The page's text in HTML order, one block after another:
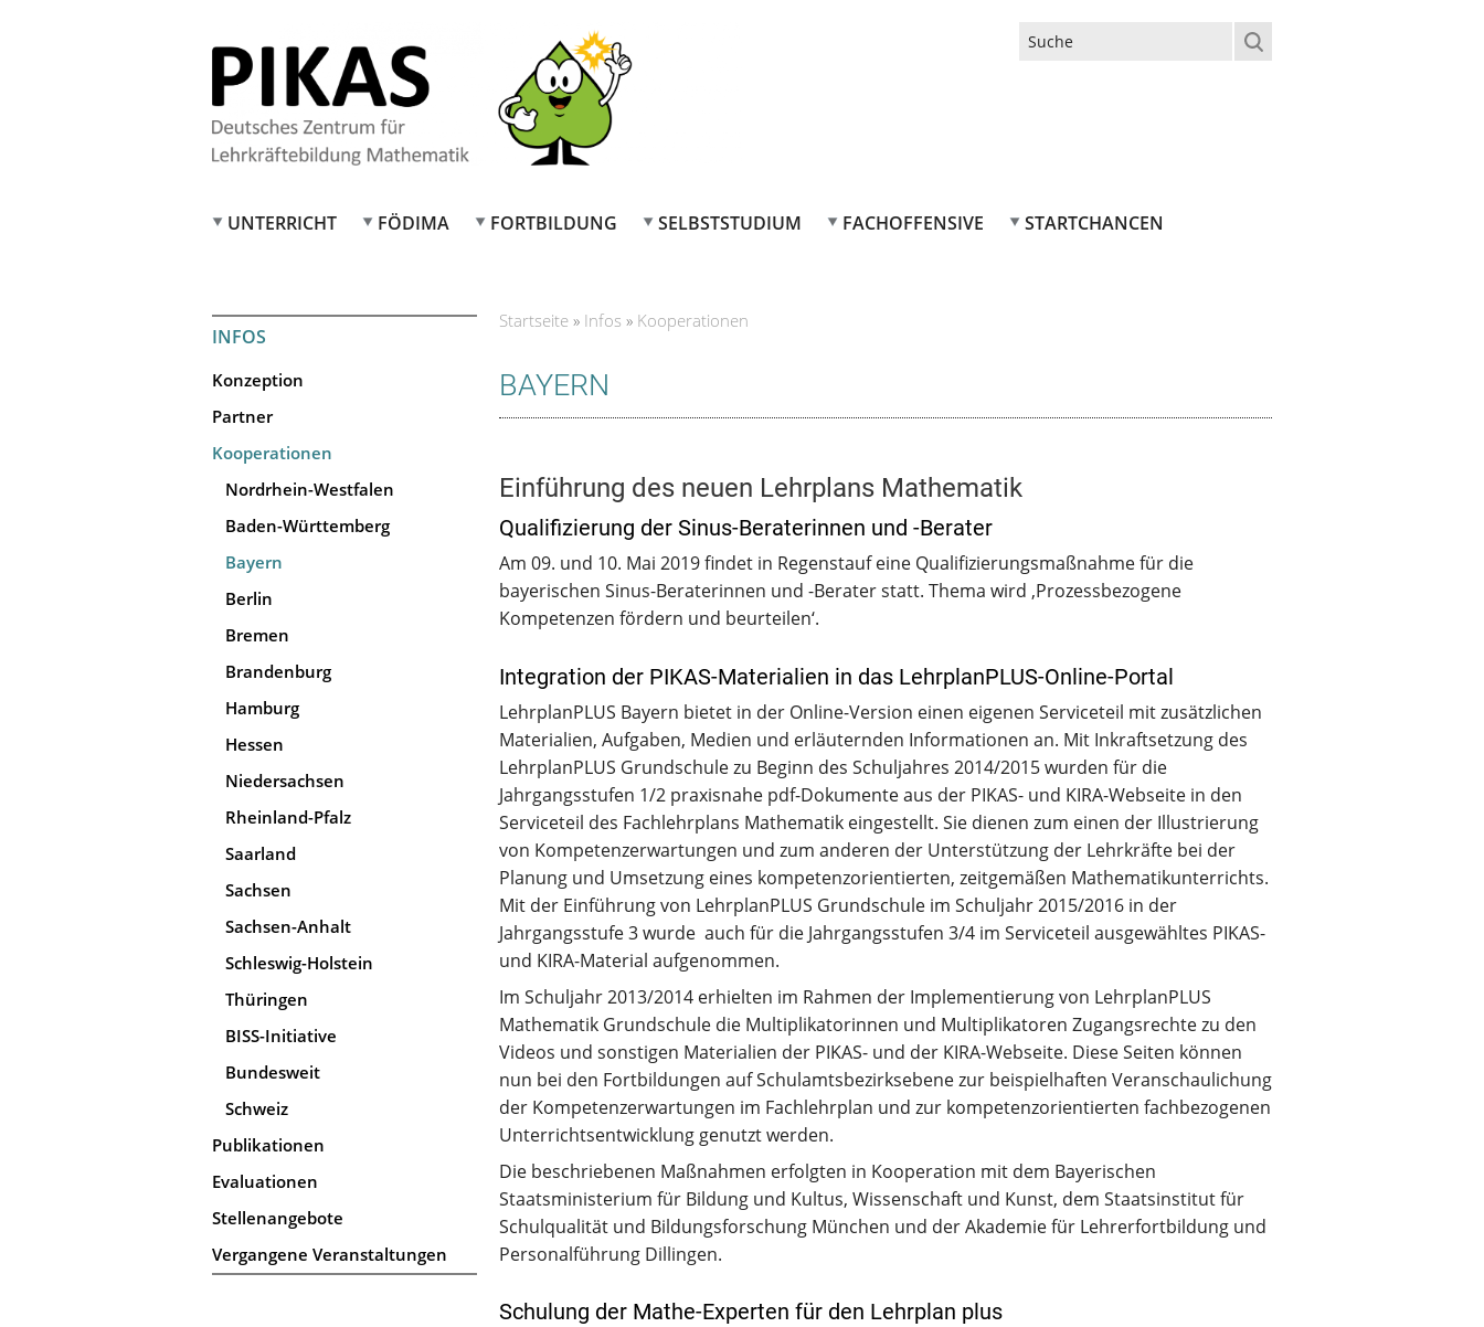
UNTERRICHT FÖDIMA FORTBILDUNG SELBSTSTUDIUM FACHOFFENSIVE STARTCHANCEN
INFOS
Konzeption
Partner
Kooperationen
Nordrhein-Westfalen
Baden-Württemberg
Bayern
Berlin
Bremen
Brandenburg
Hamburg
Hessen
Niedersachsen
Rheinland-Pfalz
Saarland
Sachsen
Sachsen-Anhalt
Schleswig-Holstein
Thüringen
BISS-Initiative
Bundesweit
Schweiz
Publikationen
Evaluationen
Stellenangebote
Vergangene Veranstaltungen
Startseite » Infos » Kooperationen
BAYERN
Einführung des neuen Lehrplans Mathematik
Qualifizierung der Sinus-Beraterinnen und -Berater
Am 09. und 10. Mai 2019 findet in Regenstauf eine Qualifizierungsmaßnahme für die
bayerischen Sinus-Beraterinnen und -Berater statt. Thema wird ‚Prozessbezogene
Kompetenzen fördern und beurteilen‘.
Integration der PIKAS-Materialien in das LehrplanPLUS-Online-Portal
LehrplanPLUS Bayern bietet in der Online-Version einen eigenen Serviceteil mit zusätzlichen
Materialien, Aufgaben, Medien und erläuternden Informationen an. Mit Inkraftsetzung des
LehrplanPLUS Grundschule zu Beginn des Schuljahres 2014/2015 wurden für die
Jahrgangsstufen 1/2 praxisnahe pdf-Dokumente aus der PIKAS- und KIRA-Webseite in den
Serviceteil des Fachlehrplans Mathematik eingestellt. Sie dienen zum einen der Illustrierung
von Kompetenzerwartungen und zum anderen der Unterstützung der Lehrkräfte bei der
Planung und Umsetzung eines kompetenzorientierten, zeitgemäßen Mathematikunterrichts.
Mit der Einführung von LehrplanPLUS Grundschule im Schuljahr 2015/2016 in der
Jahrgangsstufe 3 wurde auch für die Jahrgangsstufen 3/4 im Serviceteil ausgewähltes PIKAS-
und KIRA-Material aufgenommen.
Im Schuljahr 2013/2014 erhielten im Rahmen der Implementierung von LehrplanPLUS
Mathematik Grundschule die Multiplikatorinnen und Multiplikatoren Zugangsrechte zu den
Videos und sonstigen Materialien der PIKAS- und der KIRA-Webseite. Diese Seiten können
nun bei den Fortbildungen auf Schulamtsbezirksebene zur beispielhaften Veranschaulichung
der Kompetenzerwartungen im Fachlehrplan und zur kompetenzorientierten fachbezogenen
Unterrichtsentwicklung genutzt werden.
Die beschriebenen Maßnahmen erfolgten in Kooperation mit dem Bayerischen
Staatsministerium für Bildung und Kultus, Wissenschaft und Kunst, dem Staatsinstitut für
Schulqualität und Bildungsforschung München und der Akademie für Lehrerfortbildung und
Personalführung Dillingen.
Schulung der Mathe-Experten für den Lehrplan plus